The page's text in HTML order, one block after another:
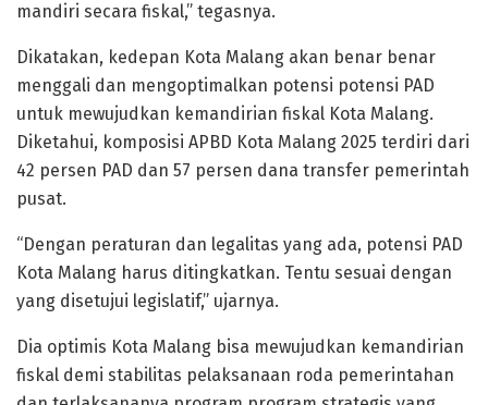
mandiri secara fiskal,” tegasnya.
Dikatakan, kedepan Kota Malang akan benar benar
menggali dan mengoptimalkan potensi potensi PAD
untuk mewujudkan kemandirian fiskal Kota Malang.
Diketahui, komposisi APBD Kota Malang 2025 terdiri dari
42 persen PAD dan 57 persen dana transfer pemerintah
pusat.
“Dengan peraturan dan legalitas yang ada, potensi PAD
Kota Malang harus ditingkatkan. Tentu sesuai dengan
yang disetujui legislatif,” ujarnya.
Dia optimis Kota Malang bisa mewujudkan kemandirian
fiskal demi stabilitas pelaksanaan roda pemerintahan